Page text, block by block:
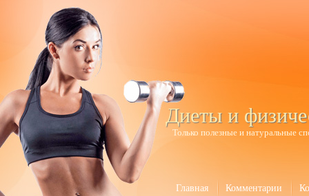
Диеты и
Только полезные и натуральные
Главная Комментарии